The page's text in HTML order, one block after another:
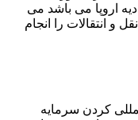
اروپا می باشد می
و انتقالات را انجام
کردن سرمایه